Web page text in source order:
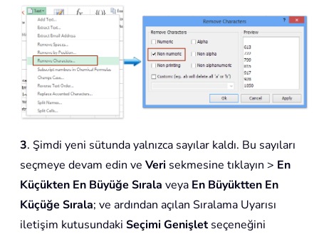
3. Şimdi yeni sütunda yalnızca sayılar kaldı. Bu sayıları
seçmeye devam edin ve Veri sekmesine tıklayın > En
Küçükten En Büyüğe Sırala veya En Büyüktten En
Küçüğe Sırala; ve ardından açılan Sıralama Uyarısı
iletişim kutusundaki Seçimi Genişletseçeneğini